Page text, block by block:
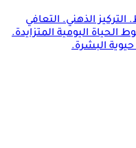
الذهني. التعافي
اليومية المتزايدة.
البشرة.